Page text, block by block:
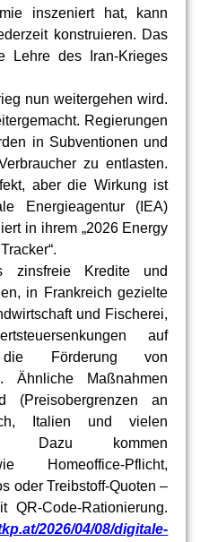
inszeniert hat, kann
konstruieren. Das
Lehre des Iran-Krieges
nun weitergehen wird.
Regierungen
in Subventionen und
zu entlasten.
aber die Wirkung ist
Energieagentur (IEA)
in ihrem „2026 Energy
zinsfreie Kredite und
in Frankreich gezielte
und Fischerei,
auf
Förderung von
Ähnliche Maßnahmen
(Preisobergrenzen an
Italien und vielen
Dazu kommen
Homeoffice-Pflicht,
oder Treibstoff-Quoten –
Code-Rationierung.
2026/04/08/digitale-